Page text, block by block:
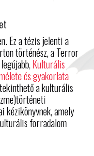
Ez a tézis jelenti a
történész, a Terror
Kulturális
és gyakorlata
a kulturális
kézikönyvnek, amely
forradalom